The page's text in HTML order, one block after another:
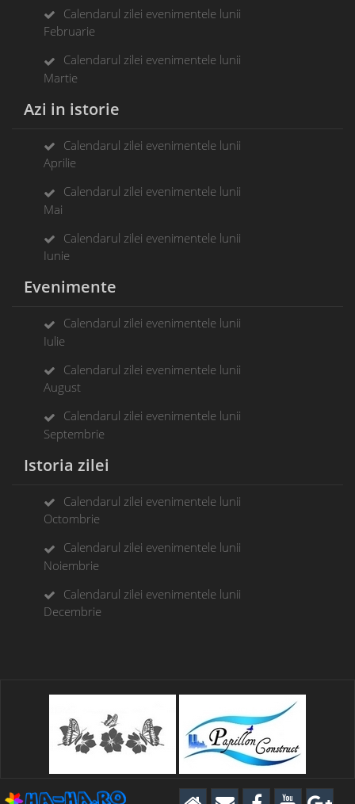
Calendarul zilei evenimentele lunii
Februarie
Calendarul zilei evenimentele lunii
Martie
Azi in istorie
Calendarul zilei evenimentele lunii
Aprilie
Calendarul zilei evenimentele lunii
Mai
Calendarul zilei evenimentele lunii
Iunie
Evenimente
Calendarul zilei evenimentele lunii
Iulie
Calendarul zilei evenimentele lunii
August
Calendarul zilei evenimentele lunii
Septembrie
Istoria zilei
Calendarul zilei evenimentele lunii
Octombrie
Calendarul zilei evenimentele lunii
Noiembrie
Calendarul zilei evenimentele lunii
Decembrie